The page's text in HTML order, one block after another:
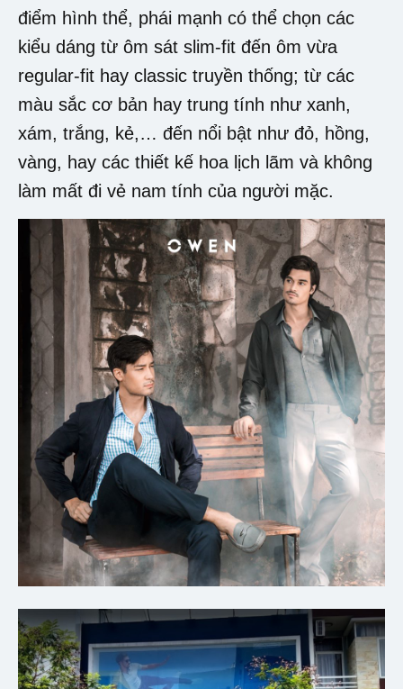
điểm hình thể, phái mạnh có thể chọn các
kiểu dáng từ ôm sát slim-fit đến ôm vừa
regular-fit hay classic truyền thống; từ các
màu sắc cơ bản hay trung tính như xanh,
xám, trắng, kẻ,… đến nổi bật như đỏ, hồng,
vàng, hay các thiết kế hoa lịch lãm và không
làm mất đi vẻ nam tính của người mặc.